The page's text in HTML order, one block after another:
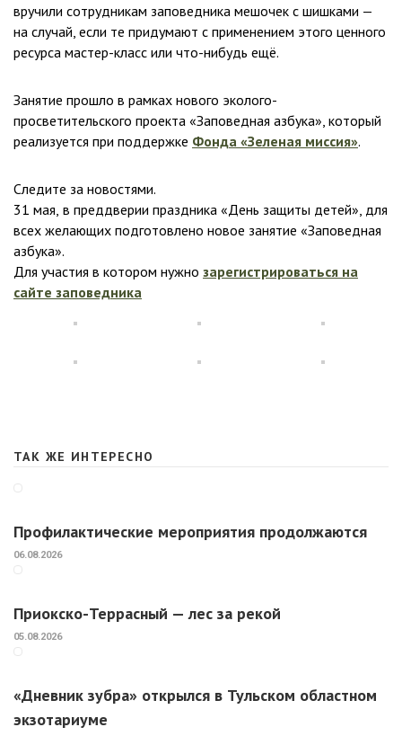
вручили сотрудникам заповедника мешочек с шишками —
на случай, если те придумают с применением этого ценного
ресурса мастер-класс или что-нибудь ещё.
Занятие прошло в рамках нового эколого-
просветительского проекта «Заповедная азбука», который
реализуется при поддержке Фонда «Зеленая миссия».
Следите за новостями.
31 мая, в преддверии праздника «День защиты детей», для
всех желающих подготовлено новое занятие «Заповедная
азбука».
Для участия в котором нужно зарегистрироваться на
сайте заповедника
ТАК ЖЕ ИНТЕРЕСНО
Профилактические мероприятия продолжаются
06.08.2026
Приокско-Террасный — лес за рекой
05.08.2026
«Дневник зубра» открылся в Тульском областном
экзотариуме